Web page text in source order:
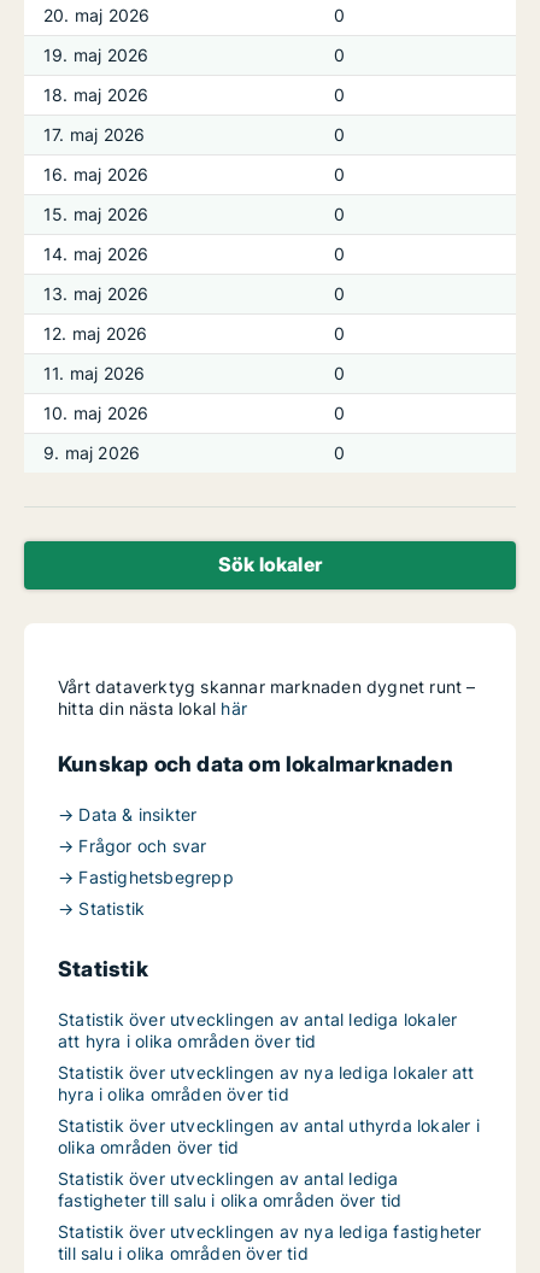
20. maj 2026
0
19. maj 2026
0
18. maj 2026
0
17. maj 2026
0
16. maj 2026
0
15. maj 2026
0
14. maj 2026
0
13. maj 2026
0
12. maj 2026
0
11. maj 2026
0
10. maj 2026
0
9. maj 2026
0
Sök lokaler
Vårt dataverktyg skannar marknaden dygnet runt –
hitta din nästa lokal här
Kunskap och data om lokalmarknaden
→ Data & insikter
→ Frågor och svar
→ Fastighetsbegrepp
→ Statistik
Statistik
Statistik över utvecklingen av antal lediga lokaler
att hyra i olika områden över tid
Statistik över utvecklingen av nya lediga lokaler att
hyra i olika områden över tid
Statistik över utvecklingen av antal uthyrda lokaler i
olika områden över tid
Statistik över utvecklingen av antal lediga
fastigheter till salu i olika områden över tid
Statistik över utvecklingen av nya lediga fastigheter
till salu i olika områden över tid